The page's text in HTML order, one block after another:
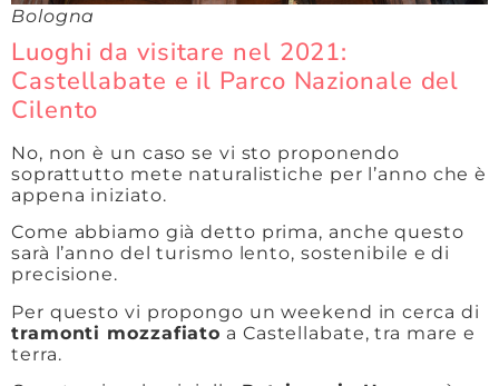
Bologna
Luoghi da visitare nel 2021:
Castellabate e il Parco Nazionale del
Cilento
No, non è un caso se vi sto proponendo
soprattutto mete naturalistiche per l’anno che è
appena iniziato.
Come abbiamo già detto prima, anche questo
sarà l’anno del turismo lento, sostenibile e di
precisione.
Per questo vi propongo un weekend in cerca di
tramonti mozzafiato a Castellabate, tra mare e
terra.